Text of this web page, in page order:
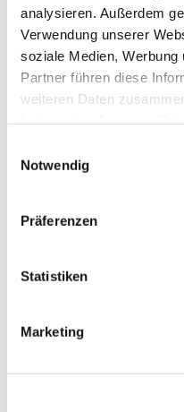
analysieren. Außerdem
Verwendung unserer
soziale Medien, Werbung
Partner führen diese
weiteren Daten
Notwendig
Präferenzen
Statistiken
Marketing